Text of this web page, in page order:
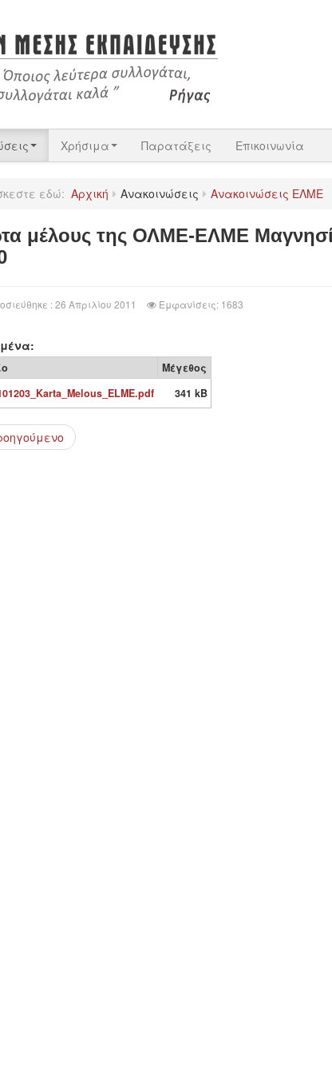
Χρήσιμα Παρατάξεις Επικοινωνία
εδώ: Αρχική Ανακοινώσεις Ανακοινώσεις ΕΛΜΕ
μέλους της ΟΛΜΕ-ΕΛΜΕ
: 26 Απριλίου 2011 Εμφανίσεις: 1683
Μέγεθος
341 kB